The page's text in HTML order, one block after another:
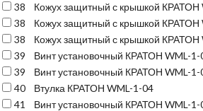
38
Кожух защитный с крышкой КРАТОН
38
Кожух защитный с крышкой КРАТОН
38
Кожух защитный с крышкой КРАТОН
39
Винт установочный КРАТОН WML-1-
39
Винт установочный КРАТОН WML-1-
40
Втулка КРАТОН WML-1-04
41
Винт установочный КРАТОН WML-1-